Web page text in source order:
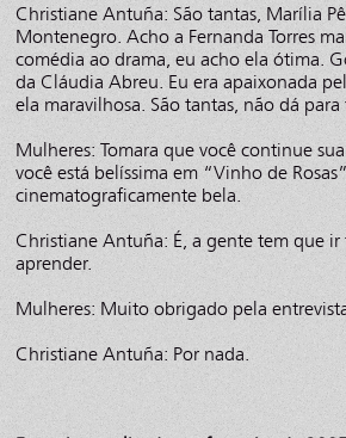
Christiane Antuña: São tantas, Marília
Montenegro. Acho a Fernanda Torres
comédia ao drama, eu acho ela ótima.
da Cláudia Abreu. Eu era apaixonada
ela maravilhosa. São tantas, não dá para
Mulheres: Tomara que você continue
você está belíssima em “Vinho de
cinematograficamente bela.
Christiane Antuña: É, a gente tem que ir
aprender.
Mulheres: Muito obrigado pela
Christiane Antuña: Por nada.